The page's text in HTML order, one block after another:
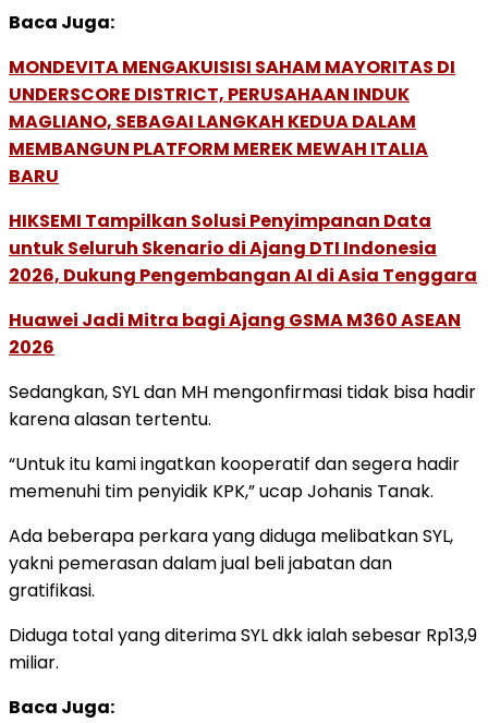
Baca Juga:
MONDEVITA MENGAKUISISI SAHAM MAYORITAS DI
UNDERSCORE DISTRICT, PERUSAHAAN INDUK
MAGLIANO, SEBAGAI LANGKAH KEDUA DALAM
MEMBANGUN PLATFORM MEREK MEWAH ITALIA
BARU
HIKSEMI Tampilkan Solusi Penyimpanan Data
untuk Seluruh Skenario di Ajang DTI Indonesia
2026, Dukung Pengembangan AI di Asia Tenggara
Huawei Jadi Mitra bagi Ajang GSMA M360 ASEAN
2026
Sedangkan, SYL dan MH mengonfirmasi tidak bisa hadir
karena alasan tertentu.
“Untuk itu kami ingatkan kooperatif dan segera hadir
memenuhi tim penyidik KPK,” ucap Johanis Tanak.
Ada beberapa perkara yang diduga melibatkan SYL,
yakni pemerasan dalam jual beli jabatan dan
gratifikasi.
Diduga total yang diterima SYL dkk ialah sebesar Rp13,9
miliar.
Baca Juga: